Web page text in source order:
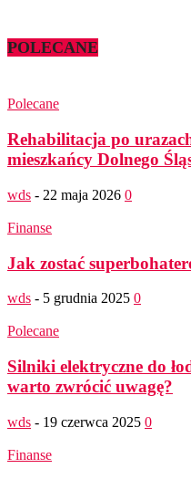
POLECANE
Polecane
Rehabilitacja po
mieszkańcy Dolnego
wds - 22 maja 2026 0
Finanse
Jak zostać
wds - 5 grudnia 2025 0
Polecane
Silniki elektryczne do
warto zwrócić uwagę?
wds - 19 czerwca 2025 0
Finanse